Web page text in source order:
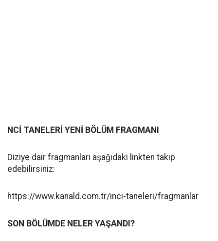
NCİ TANELERİ YENİ BÖLÜM FRAGMANI
Diziye dair fragmanları aşağıdaki linkten takip
edebilirsiniz:
https://www.kanald.com.tr/inci-taneleri/fragmanlar
SON BÖLÜMDE NELER YAŞANDI?